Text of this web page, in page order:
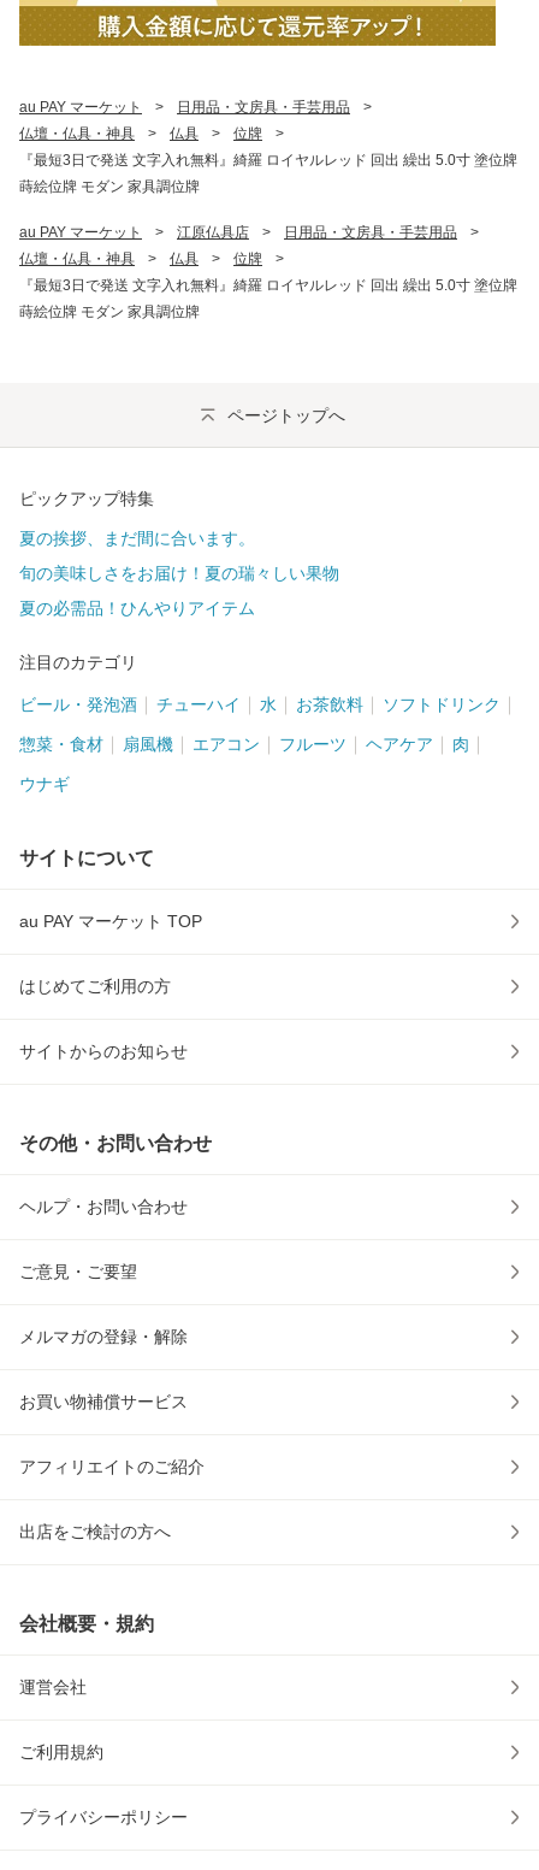
au PAY マーケット > 日用品・文房具・手芸用品
>
仏壇・仏具・神具
> 仏具 > 位牌
>
『最短3日で発送 文字入れ無料』綺羅 ロイヤルレッド 回出 繰出 5.0寸 塗位牌
蒔絵位牌 モダン 家具調位牌
au PAY マーケット > 江原仏具店 > 日用品・文房具・手芸用品
>
仏壇・仏具・神具
> 仏具 > 位牌
>
『最短3日で発送 文字入れ無料』綺羅 ロイヤルレッド 回出 繰出 5.0寸 塗位牌
蒔絵位牌 モダン 家具調位牌
ページトップへ
ピックアップ特集
夏の挨拶、まだ間に合います。
旬の美味しさをお届け！夏の瑞々しい果物
夏の必需品！ひんやりアイテム
注目のカテゴリ
ビール・発泡酒 チューハイ 水 お茶飲料 ソフトドリンク
惣菜・食材 扇風機 エアコン フルーツ ヘアケア 肉
ウナギ
サイトについて
au PAY マーケット TOP
はじめてご利用の方
サイトからのお知らせ
その他・お問い合わせ
ヘルプ・お問い合わせ
ご意見・ご要望
メルマガの登録・解除
お買い物補償サービス
アフィリエイトのご紹介
出店をご検討の方へ
会社概要・規約
運営会社
ご利用規約
プライバシーポリシー